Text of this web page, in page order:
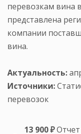
перевозкам вина
представлена
компании
вина.
Актуальность:
Источники:
перевозок
13 900 ₽